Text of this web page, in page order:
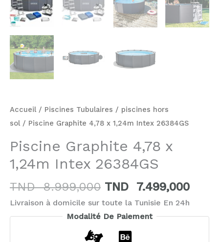
Accueil / Piscines Tubulaires / piscines hors
sol / Piscine Graphite 4,78 x 1,24m Intex 26384GS
Piscine Graphite 4,78 x
1,24m Intex 26384GS
TND8.999,000 TND 7.499,000
Livraison à domicile sur toute la Tunisie En 24h
Modalité De Paiement